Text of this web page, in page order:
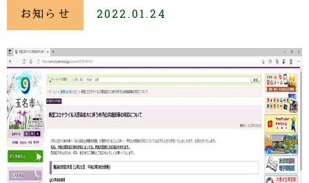
お知らせ 2022.01.24